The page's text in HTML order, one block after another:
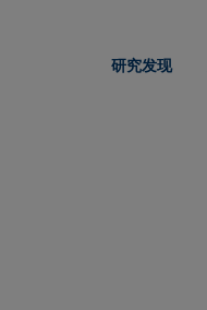
研究发现